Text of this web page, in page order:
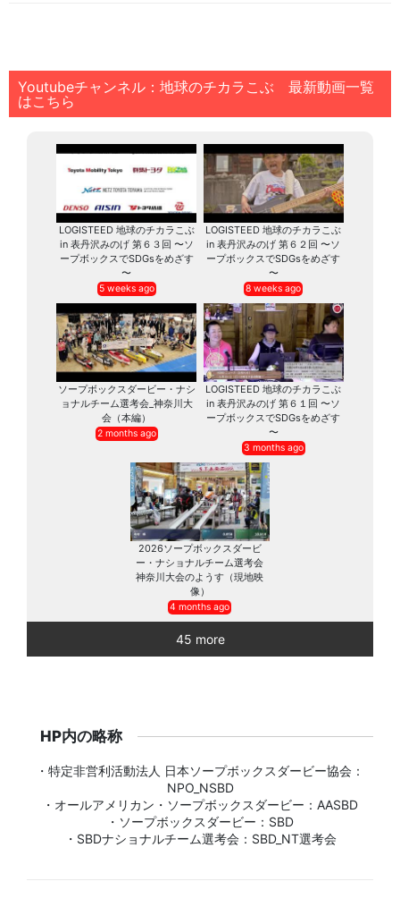
Youtubeチャンネル：地球のチカラこぶ 最新動画一覧
はこちら
LOGISTEED 地球のチカラこぶ
in 表丹沢みのげ 第６３回 〜ソ
ープボックスでSDGsをめざす
〜
5 weeks ago
LOGISTEED 地球のチカラこぶ
in 表丹沢みのげ 第６２回 〜ソ
ープボックスでSDGsをめざす
〜
8 weeks ago
ソープボックスダービー・ナシ
ョナルチーム選考会_神奈川大
会（本編）
2 months ago
LOGISTEED 地球のチカラこぶ
in 表丹沢みのげ 第６１回 〜ソ
ープボックスでSDGsをめざす
〜
3 months ago
2026ソープボックスダービ
ー・ナショナルチーム選考会
神奈川大会のようす（現地映
像）
4 months ago
45 more
HP内の略称
・特定非営利活動法人 日本ソープボックスダービー協会：
NPO_NSBD
・オールアメリカン・ソープボックスダービー：AASBD
・ソープボックスダービー：SBD
・SBDナショナルチーム選考会：SBD_NT選考会